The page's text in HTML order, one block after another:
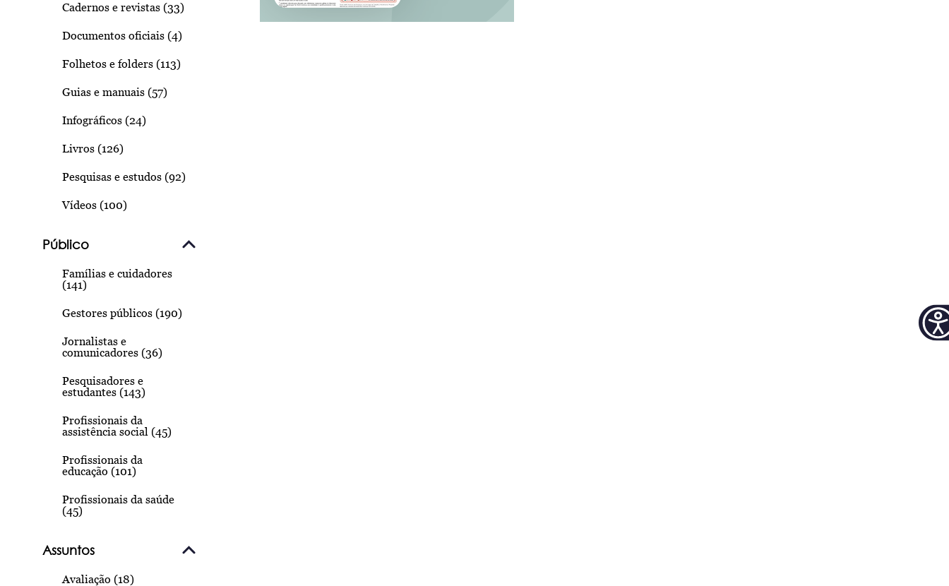
Cadernos e revistas (33)
Documentos oficiais (4)
Folhetos e folders (113)
Guias e manuais (57)
Infográficos (24)
Livros (126)
Pesquisas e estudos (92)
Vídeos (100)
Público
Famílias e cuidadores
(141)
Gestores públicos (190)
Jornalistas e
comunicadores (36)
Pesquisadores e
estudantes (143)
Profissionais da
assistência social (45)
Profissionais da
educação (101)
Profissionais da saúde
(45)
Assuntos
Avaliação (18)